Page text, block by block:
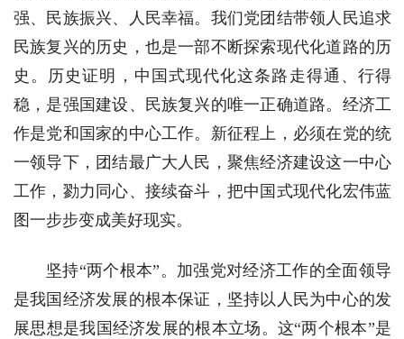
强、民族振兴、人民幸福。我们党团结带领人民追求
民族复兴的历史，也是一部不断探索现代化道路的历
史。历史证明，中国式现代化这条路走得通、行得
稳，是强国建设、民族复兴的唯一正确道路。经济工
作是党和国家的中心工作。新征程上，必须在党的统
一领导下，团结最广大人民，聚焦经济建设这一中心
工作，勠力同心、接续奋斗，把中国式现代化宏伟蓝
图一步步变成美好现实。
坚持“两个根本”。加强党对经济工作的全面领导
是我国经济发展的根本保证，坚持以人民为中心的发
展思想是我国经济发展的根本立场。这“两个根本”是